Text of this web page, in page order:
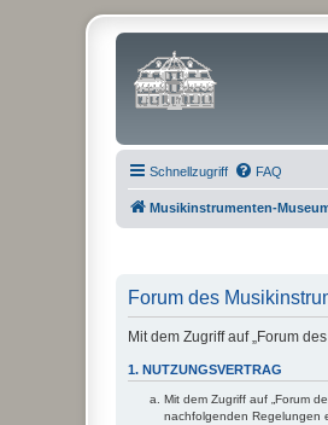
Schnellzugriff FAQ
Musikinstrumenten-
Forum des
Mit dem Zugriff auf „Forum
1. NUTZUNGSVERTRAG
Mit dem Zugriff auf „Forum
nachfolgenden Regelungen